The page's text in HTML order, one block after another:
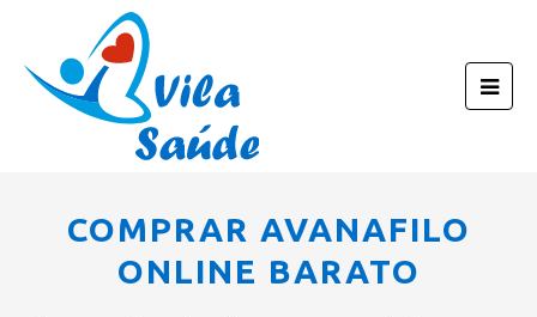
COMPRAR AVANAFILO
ONLINE BARATO